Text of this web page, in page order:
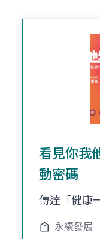
看見你我
動密碼
傳達「健康
永續發展